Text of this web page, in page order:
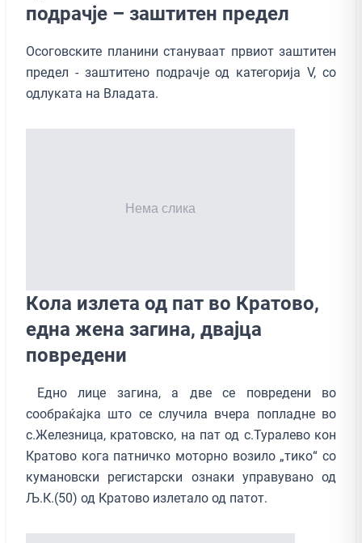
подрачје – заштитен предел
Осоговските планини стануваат првиот заштитен
предел - заштитено подрачје од категорија V, со
одлуката на Владата.
Кола излета од пат во Кратово,
една жена загина, двајца
повредени
Едно лице загина, а две се повредени во
сообраќајка што се случила вчера попладне во
с.Железница, кратовско, на пат од с.Туралево кон
Кратово кога патничко моторно возило „тико“ со
кумановски регистарски ознаки управувано од
Љ.К.(50) од Кратово излетало од патот.